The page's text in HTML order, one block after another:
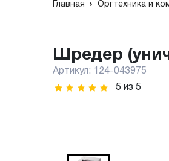
Главная Оргтехника и
Шредер
Артикул:
124-043975
5 из 5